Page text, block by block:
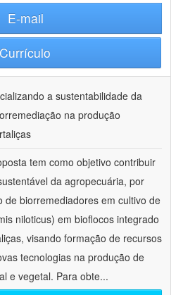
E-mail
Currículo
a sustentabilidade da
na produção
tem como objetivo contribuir
da agropecuária, por
de biorremediadores em cultivo de
niloticus) em bioflocos integrado
visando formação de recursos
tecnologias na produção de
e vegetal. Para obte...